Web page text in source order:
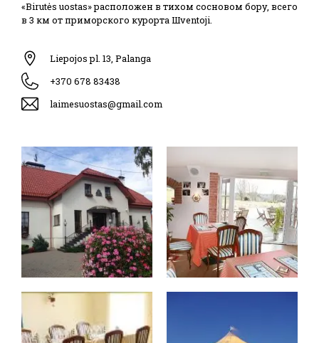
«Birutės uostas» расположен в тихом сосновом бору, всего
в 3 км от приморского курорта Шventoji.
Liepojos pl. 13, Palanga
+370 678 83438
laimesuostas@gmail.com